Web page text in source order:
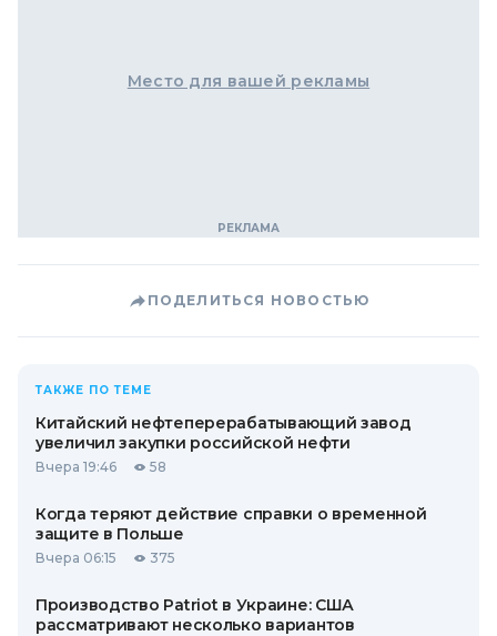
Место для вашей рекламы
ПОДЕЛИТЬСЯ НОВОСТЬЮ
ТАКЖЕ ПО ТЕМЕ
Китайский нефтеперерабатывающий завод
увеличил закупки российской нефти
Вчера 19:46 58
Когда теряют действие справки о временной
защите в Польше
Вчера 06:15 375
Производство Patriot в Украине: США
рассматривают несколько вариантов